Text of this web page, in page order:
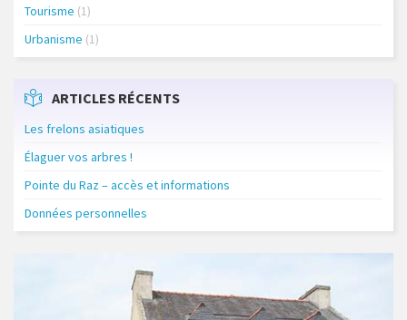
Tourisme (1)
Urbanisme (1)
ARTICLES RÉCENTS
Les frelons asiatiques
Élaguer vos arbres !
Pointe du Raz – accès et informations
Données personnelles